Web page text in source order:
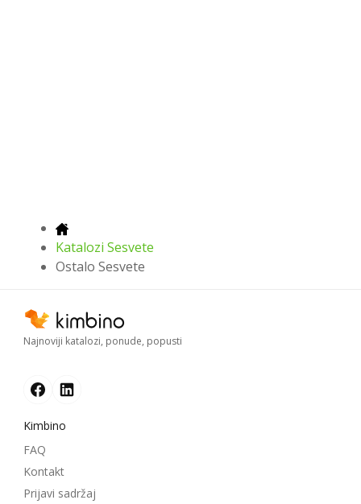
Katalozi Sesvete
Ostalo Sesvete
Najnoviji katalozi, ponude, popusti
Kimbino
FAQ
Kontakt
Prijavi sadržaj